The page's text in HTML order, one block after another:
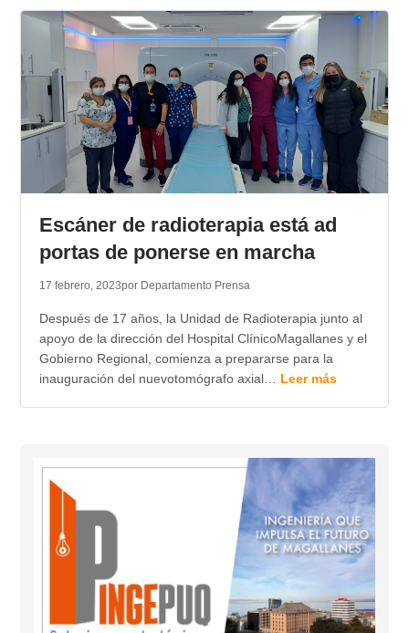
Escáner de radioterapia está ad
portas de ponerse en marcha
17 febrero, 2023por Departamento Prensa
Después de 17 años, la Unidad de Radioterapia junto al
apoyo de la dirección del Hospital ClínicoMagallanes y el
Gobierno Regional, comienza a prepararse para la
inauguración del nuevotomógrafo axial… Leer más